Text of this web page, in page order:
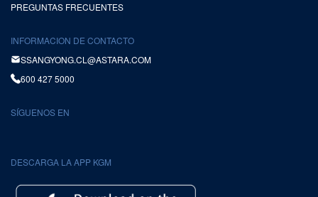
PREGUNTAS FRECUENTES
INFORMACION DE CONTACTO
SSANGYONG.CL@ASTARA.COM
600 427 5000
SÍGUENOS EN
DESCARGA LA APP KGM